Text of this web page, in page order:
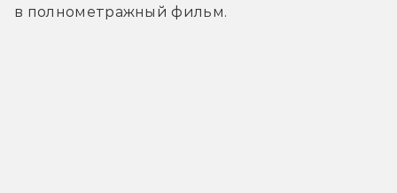
в полнометражный фильм.